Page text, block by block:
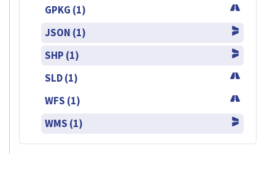
GPKG (1)
JSON (1)
SHP (1)
SLD (1)
WFS (1)
WMS (1)